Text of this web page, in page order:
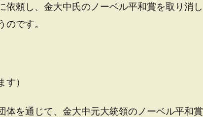
頼し、金大中氏のノーベル平和賞を取り消し
です。
）
体を通じて、金大中元大統領のノーベル平和賞